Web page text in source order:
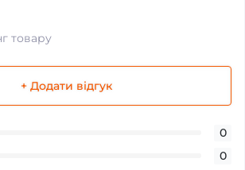
товару
+ Додати відгук
0
0